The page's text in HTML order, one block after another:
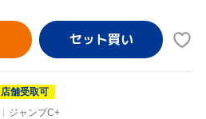
店舗受取可
ジャンプC+